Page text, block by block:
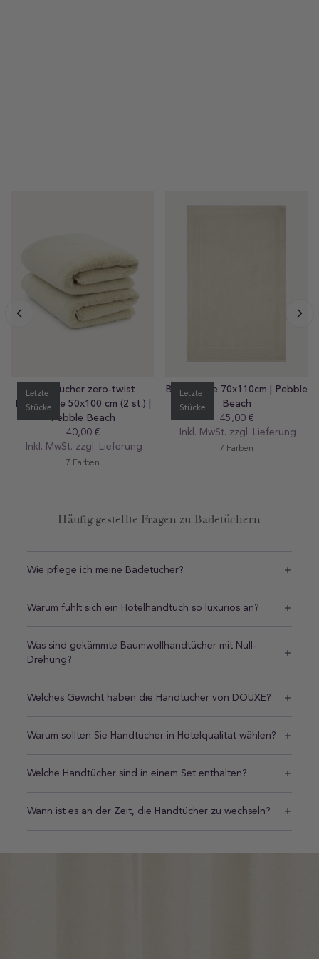
Letzte
Stücke
Handtücher zero-twist
Baumwolle 50x100 cm (2 st.) |
Pebble Beach
Regular
preis
40,00 €
Inkl. MwSt. zzgl. Lieferung
7 Farben
Letzte
Stücke
Badematte 70x110cm | Pebble
Beach
Regular
preis
45,00 €
Inkl. MwSt. zzgl. Lieferung
7 Farben
Häufig gestellte Fragen zu Badetüchern
Wie pflege ich meine Badetücher?
Warum fühlt sich ein Hotelhandtuch so luxuriös an?
Was sind gekämmte Baumwollhandtücher mit Null-
Drehung?
Welches Gewicht haben die Handtücher von DOUXE?
Warum sollten Sie Handtücher in Hotelqualität wählen?
Welche Handtücher sind in einem Set enthalten?
Wann ist es an der Zeit, die Handtücher zu wechseln?